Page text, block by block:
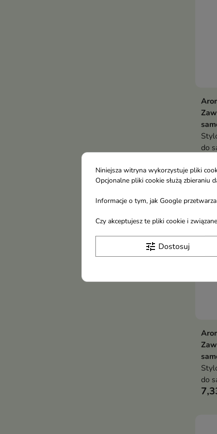
do
do
Niniejsza witryna wykorzystuje pliki
Opcjonalne pliki cookie służą
Informacje o tym, jak Google
Czy akceptujesz te pliki cookie i
tune Dostosuj